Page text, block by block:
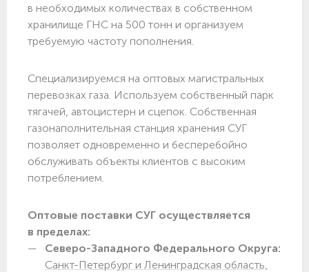
в необходимых количествах в собственном
хранилище ГНС на 500 тонн и организуем
требуемую частоту пополнения.
Специализируемся на оптовых магистральных
перевозках газа. Используем собственный парк
тягачей, автоцистерн и сцепок. Собственная
газонаполнительная станция хранения СУГ
позволяет одновременно и бесперебойно
обслуживать объекты клиентов с высоким
потреблением.
Оптовые поставки СУГ осуществляется
в пределах:
Северо-Западного Федерального Округа:
Санкт-Петербург и Ленинградская область,